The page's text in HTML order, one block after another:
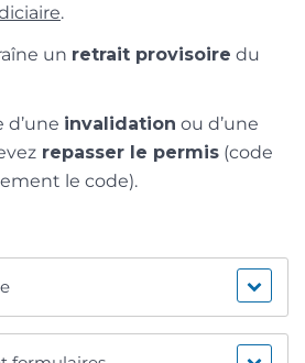
.
un retrait provisoire du
d’une invalidation ou d’une
repasser le permis (code
le code).